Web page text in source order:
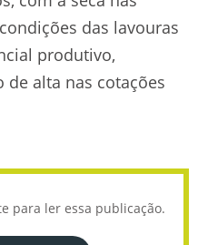
das lavouras
produtivo,
alta nas cotações
para ler essa publicação.